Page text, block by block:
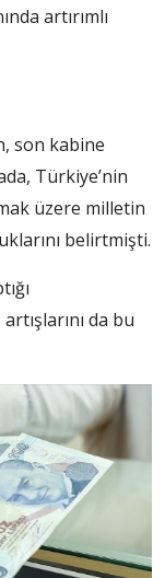
artırımlı
son kabine
Türkiye’nin
üzere milletin
belirtmişti.
da bu